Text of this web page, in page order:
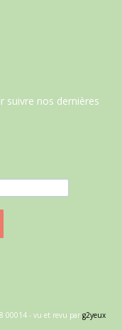
suivre nos dernières
00014 - vu et revu par g2yeux